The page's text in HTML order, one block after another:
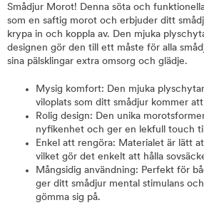
Smådjur Morot! Denna söta och
som en saftig morot och erbjuder ditt
krypa in och koppla av. Den mjuka
designen gör den till ett måste för alla
sina pälsklingar extra omsorg och glädje.
Mysig komfort: Den mjuka
viloplats som ditt smådjur kommer
Rolig design: Den unika
nyfikenhet och ger en lekfull touch
Enkel att rengöra: Materialet är lätt
vilket gör det enkelt att hålla
Mångsidig användning: Perfekt för
ger ditt smådjur mental stimulans
gömma sig på.